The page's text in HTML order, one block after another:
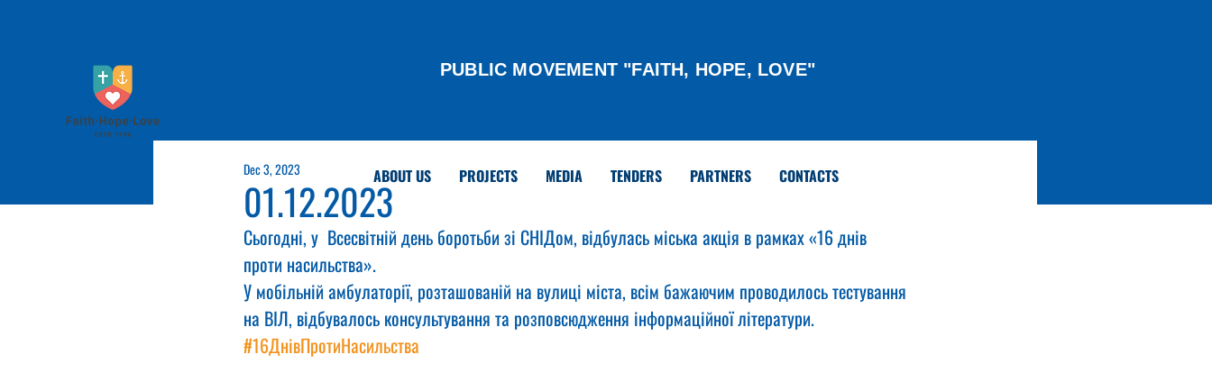
PUBLIC MOVEMENT "FAITH, HOPE, LOVE"
ABOUT US PROJECTS MEDIA TENDERS PARTNERS CONTACTS
01.12.2023
Dec 3, 2023
Сьогодні, у  Всесвітній день боротьби зі СНІДом, відбулась міська акція в рамках «16 днів
проти насильства».
У мобільній амбулаторії, розташованій на вулиці міста, всім бажаючим проводилось тестування
на ВІЛ, відбувалось консультування та розповсюдження інформаційної літератури.
#16ДнівПротиНасильства